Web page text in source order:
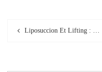
Post
navigation
Liposuccion Et Lifting : Quand Associer Les Deux Interventions ?